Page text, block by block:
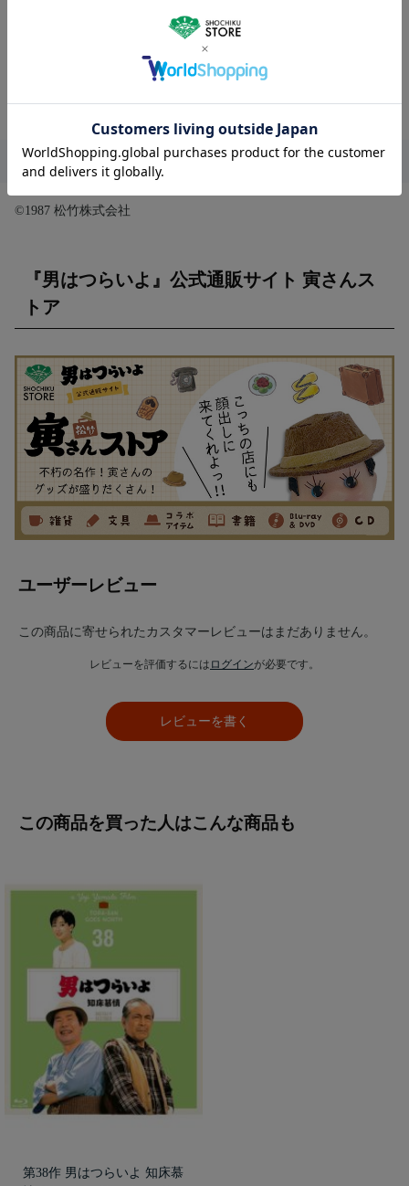
【画面サイズ】16:9／シネマスコープサイズ
【カラー／モノクロ】カラー
コピーライト
©1987 松竹株式会社
『男はつらいよ』公式通販サイト 寅さんス
トア
ユーザーレビュー
この商品に寄せられたカスタマーレビューはまだありません。
レビューを評価するには ログインが必要です。
レビューを書く
この商品を買った人はこんな商品も
第38作 男はつらいよ 知床慕